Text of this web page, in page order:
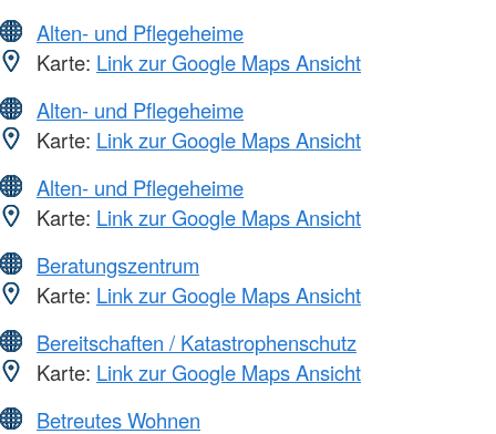
Alten- und Pflegeheime
Karte: Link zur Google Maps Ansicht
Alten- und Pflegeheime
Karte: Link zur Google Maps Ansicht
Alten- und Pflegeheime
Karte: Link zur Google Maps Ansicht
Beratungszentrum
Karte: Link zur Google Maps Ansicht
Bereitschaften / Katastrophenschutz
Karte: Link zur Google Maps Ansicht
Betreutes Wohnen